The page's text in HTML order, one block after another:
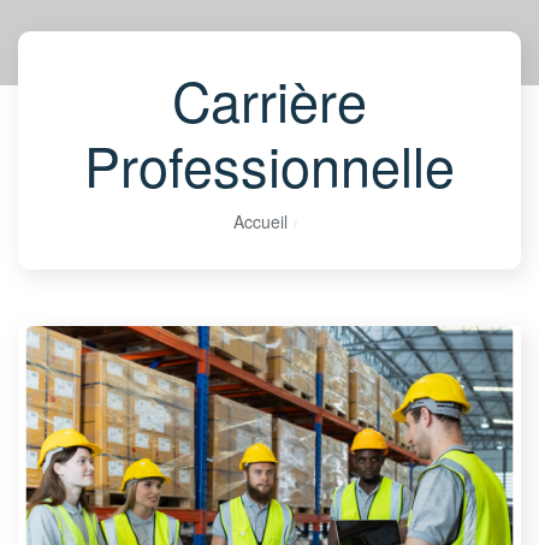
Carrière
Professionnelle
Accueil